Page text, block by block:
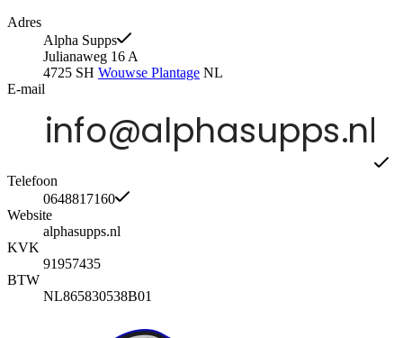
Adres
Alpha Supps
Julianaweg 16 A
4725 SH Wouwse Plantage NL
E-mail
Telefoon
0648817160
Website
alphasupps.nl
KVK
91957435
BTW
NL865830538B01